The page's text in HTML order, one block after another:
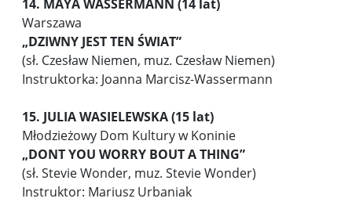
14. MAYA WASSERMANN (14 lat)
Warszawa
„DZIWNY JEST TEN ŚWIAT”
(sł. Czesław Niemen, muz. Czesław Niemen)
Instruktorka: Joanna Marcisz-Wassermann
15. JULIA WASIELEWSKA (15 lat)
Młodzieżowy Dom Kultury w Koninie
„DONT YOU WORRY BOUT A THING”
(sł. Stevie Wonder, muz. Stevie Wonder)
Instruktor: Mariusz Urbaniak